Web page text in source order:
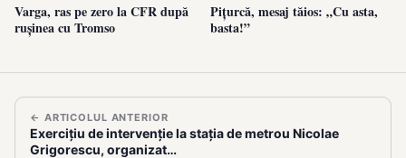
Varga, ras pe zero la CFR după
rușinea cu Tromso
Pițurcă, mesaj tăios: „Cu asta,
basta!”
← ARTICOLUL ANTERIOR
Exercițiu de intervenție la stația de metrou Nicolae
Grigorescu, organizat…